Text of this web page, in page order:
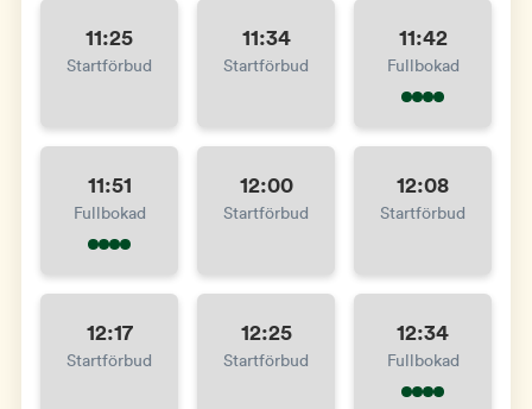
11:25
Startförbud
11:34
Startförbud
11:42
Fullbokad
11:51
Fullbokad
12:00
Startförbud
12:08
Startförbud
12:17
Startförbud
12:25
Startförbud
12:34
Fullbokad